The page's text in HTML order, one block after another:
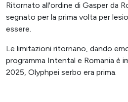
Ritornato all'ordine di Gasper da
segnato per la prima volta per
essere.
Le limitazioni ritornano, dando
programma Intental e Romania è
2025, Olyphpei serbo era prima.